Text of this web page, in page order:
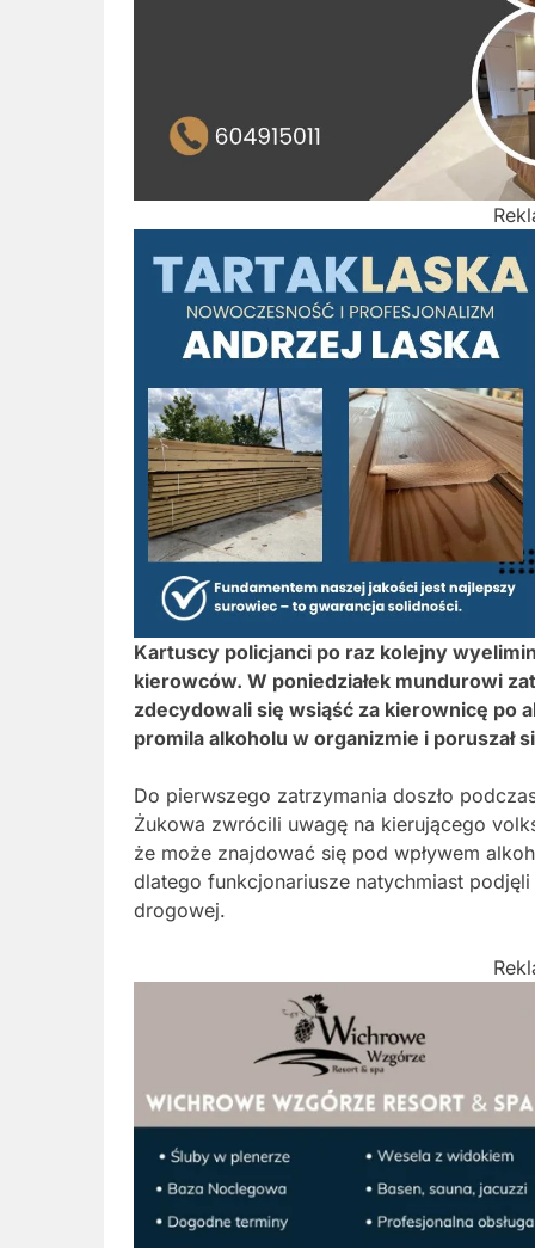
Kartuscy policjanci po raz kolejny
kierowców. W poniedziałek mundurowi
zdecydowali się wsiąść za kierownicę po
promila alkoholu w organizmie i poruszał
Do pierwszego zatrzymania doszło
Żukowa zwrócili uwagę na kierującego
że może znajdować się pod wpływem
dlatego funkcjonariusze natychmiast
drogowej.